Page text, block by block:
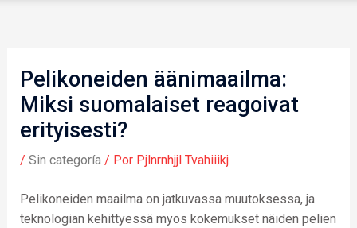
Pelikoneiden äänimaailma:
Miksi suomalaiset reagoivat
erityisesti?
/ Sin categoría / Por Pjlnrnhjjl Tvahiiikj
Pelikoneiden maailma on jatkuvassa muutoksessa, ja
teknologian kehittyessä myös kokemukset näiden pelien